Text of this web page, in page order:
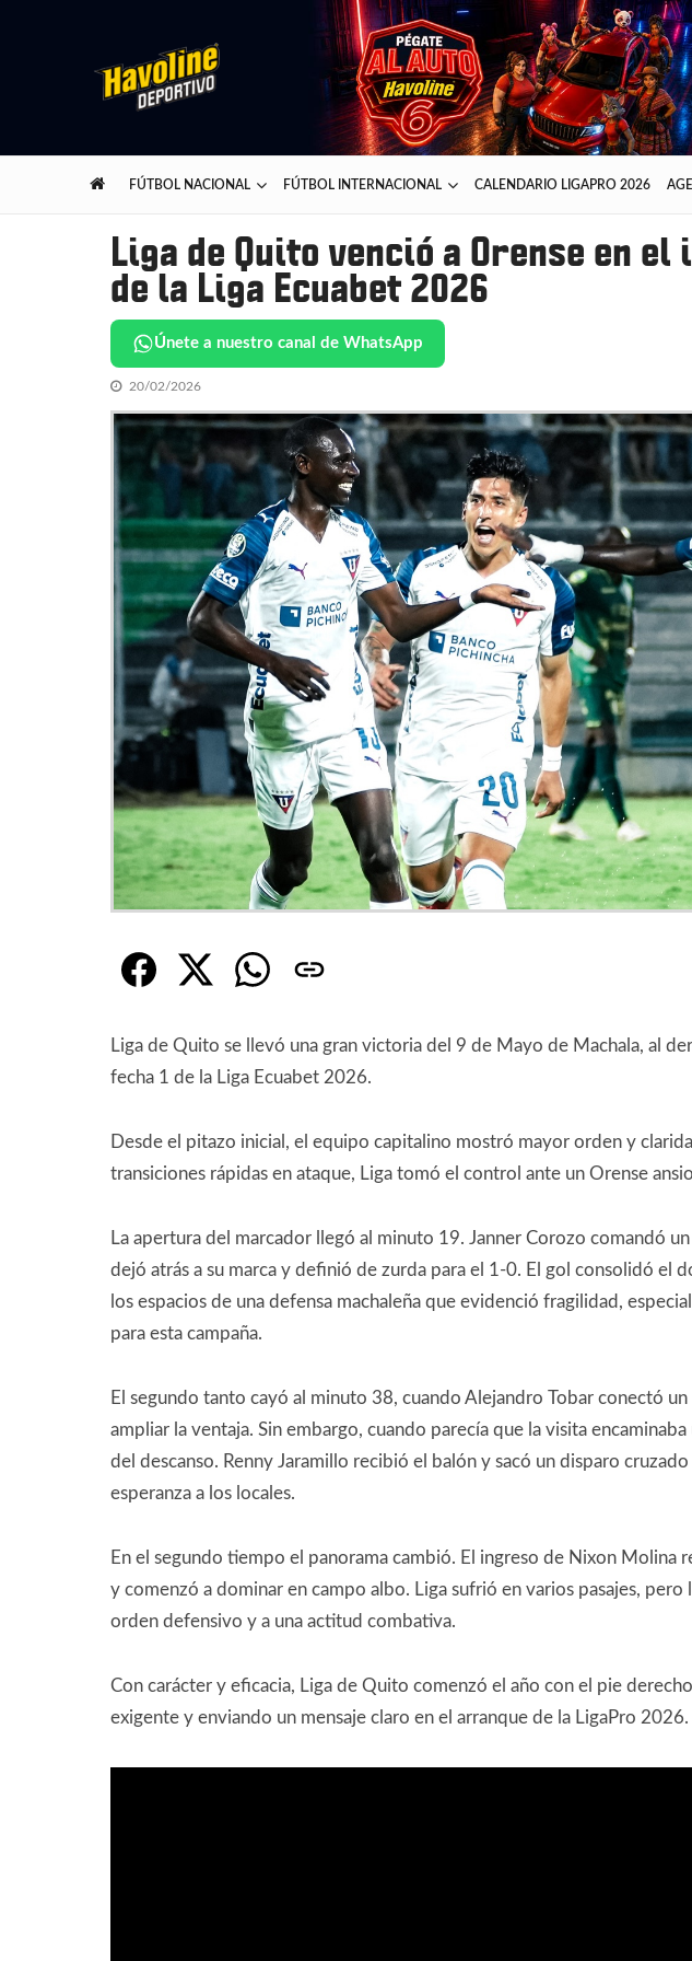
Lo mejor del deporte presentado por Havoline
FÚTBOL NACIONAL FÚTBOL INTERNACIONAL CALENDARIO LIGAPRO 2026
Liga de Quito venció a Orense en
de la Liga Ecuabet 2026
Únete a nuestro canal de WhatsApp
20/02/2026
Liga de Quito se llevó una gran victoria del 9 de Mayo de Machala, al
fecha 1 de la Liga Ecuabet 2026.
Desde el pitazo inicial, el equipo capitalino mostró mayor orden y
transiciones rápidas en ataque, Liga tomó el control ante un Orense
La apertura del marcador llegó al minuto 19. Janner Corozo comandó
dejó atrás a su marca y definió de zurda para el 1-0. El gol consolidó el
los espacios de una defensa machaleña que evidenció fragilidad,
para esta campaña.
El segundo tanto cayó al minuto 38, cuando Alejandro Tobar conectó
ampliar la ventaja. Sin embargo, cuando parecía que la visita
del descanso. Renny Jaramillo recibió el balón y sacó un disparo
esperanza a los locales.
En el segundo tiempo el panorama cambió. El ingreso de Nixon Molina
y comenzó a dominar en campo albo. Liga sufrió en varios pasajes, pero
orden defensivo y a una actitud combativa.
Con carácter y eficacia, Liga de Quito comenzó el año con el pie
exigente y enviando un mensaje claro en el arranque de la LigaPro 2026.